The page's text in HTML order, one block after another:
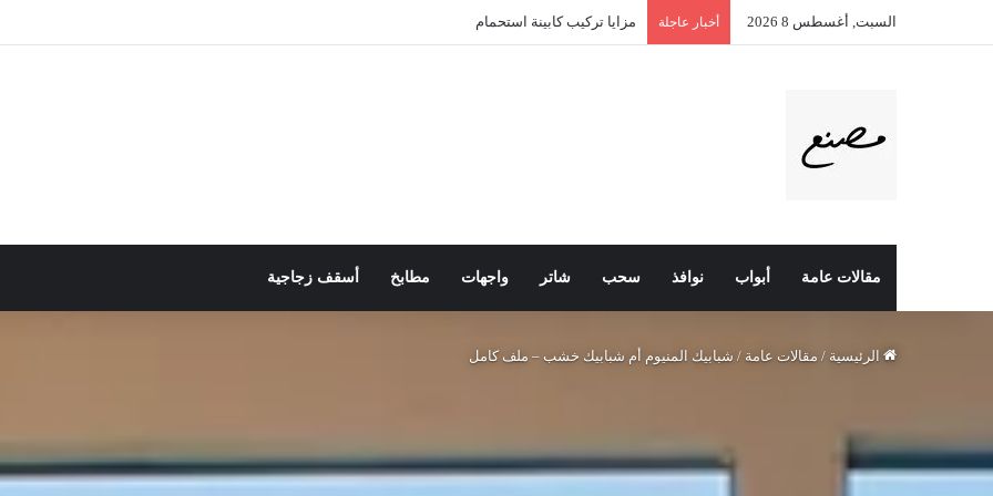
السبت, أغسطس 8 2026 أخبار عاجلة تقفيل بلكونات زجاج سيكوريت
مقالات عامة أبواب نوافذ سحب شاتر واجهات مطابخ أسقف زجاجية
الرئيسية / مقالات عامة / شبابيك المنيوم أم شبابيك خشب – ملف كامل